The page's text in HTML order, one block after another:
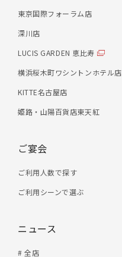
東京国際フォーラム店
深川店
LUCIS GARDEN 恵比寿
横浜桜木町ワシントンホテル店
KITTE名古屋店
姫路・山陽百貨店東天紅
ご宴会
ご利用人数で探す
ご利用シーンで選ぶ
ニュース
# 全店